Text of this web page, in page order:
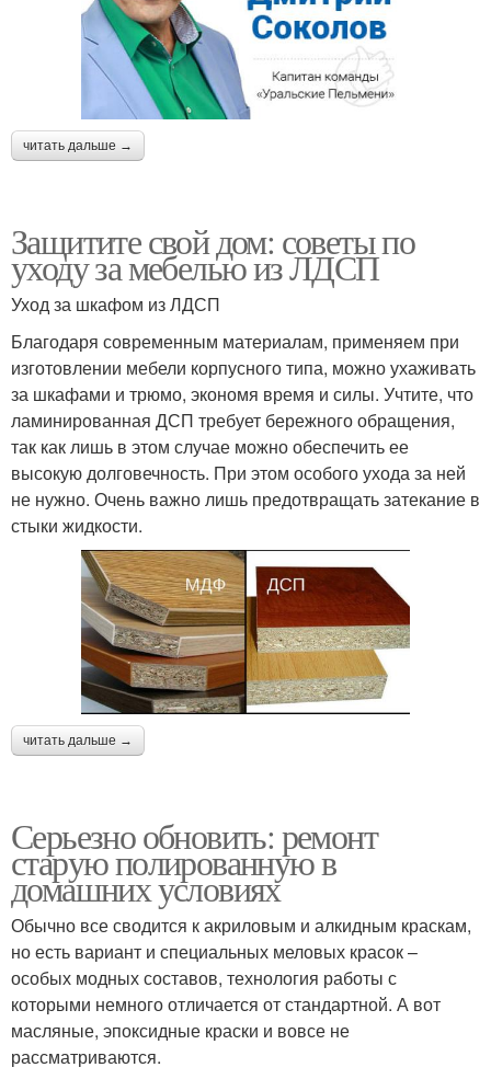
читать дальше →
Защитите свой дом: советы по
уходу за мебелью из ЛДСП
Уход за шкафом из ЛДСП
Благодаря современным материалам, применяем при
изготовлении мебели корпусного типа, можно ухаживать
за шкафами и трюмо, экономя время и силы. Учтите, что
ламинированная ДСП требует бережного обращения,
так как лишь в этом случае можно обеспечить ее
высокую долговечность. При этом особого ухода за ней
не нужно. Очень важно лишь предотвращать затекание в
стыки жидкости.
читать дальше →
Серьезно обновить: ремонт
старую полированную в
домашних условиях
Обычно все сводится к акриловым и алкидным краскам,
но есть вариант и специальных меловых красок –
особых модных составов, технология работы с
которыми немного отличается от стандартной. А вот
масляные, эпоксидные краски и вовсе не
рассматриваются.